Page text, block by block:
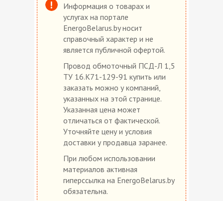
Информация о товарах и
услугах на портале
EnergoBelarus.by носит
справочный характер и не
является публичной офертой.
Провод обмоточный ПСД-Л 1,5
ТУ 16.К71-129-91 купить или
заказать можно у компаний,
указанных на этой странице.
Указанная цена может
отличаться от фактической.
Уточняйте цену и условия
доставки у продавца заранее.
При любом использовании
материалов активная
гиперссылка на EnergoBelarus.by
обязательна.